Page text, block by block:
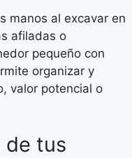
manos al excavar en
afiladas o
pequeño con
organizar y
valor potencial o
de tus